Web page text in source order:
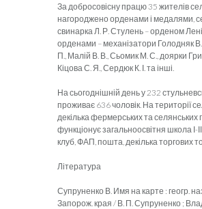
За добросовісну працю 35 жителів
нагороджено орденами і медалями,
свинарка Л. Р. Стулень – орденом
орденами – механізатори Голодняк В.
П., Малій В. В., Сьомик М. С., доярки
Кіцова С. Я., Сердюк К. І. та інші.
На сьогоднішній день у 232
проживає 636 чоловік. На території
декілька фермерських та селянських
функціонує загальноосвітня школа І-
клуб, ФАП, пошта, декілька торгових
Література
Супруненко В. Имя на карте : геогр.
Запорож. края / В. П. Супруненко ;